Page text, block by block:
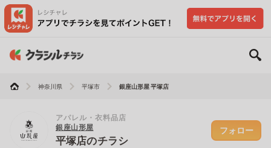
神奈川県 平塚市 銀座山形屋 平塚店
アパレル・衣料品店
銀座山形屋
平塚店のチラシ
フォロー